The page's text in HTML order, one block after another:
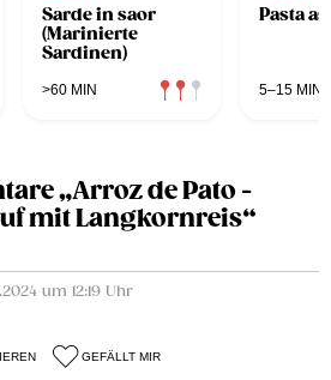
Sarde in saor
(Marinierte
Sardinen)
>60 MIN
Pasta
5–15 MIN
„Arroz de Pato -
mit Langkornreis“
um 12:19 Uhr
GEFÄLLT MIR